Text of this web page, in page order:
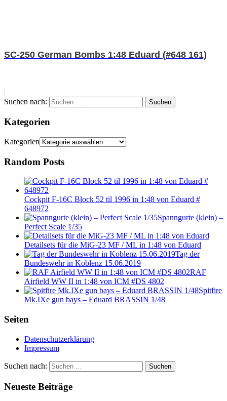
SC-250 German Bombs 1:48 Eduard (#648 161)
Suchen nach: Suchen
Kategorien
Kategorien
Random Posts
Cockpit F-16C Block 52 til 1996 in 1:48 von Eduard #
648972
Spanngurte (klein) –
Perfect Scale 1/35
Detailsets für die MiG-23 MF / ML in 1:48 von Eduard
Tag der
Bundeswehr in Koblenz 15.06.2019
RAF
Airfield WW II in 1:48 von ICM #DS 4802
Spitfire
Mk.IXe gun bays – Eduard BRASSIN 1/48
Seiten
Datenschutzerklärung
Impressum
Suchen nach: Suchen
Neueste Beiträge